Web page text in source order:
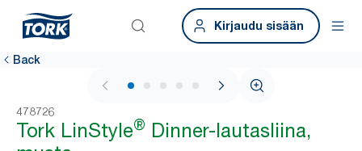
Kirjaudu sisään
Back
1 / 5
478726
Tork LinStyle® Dinner-lautasliina,